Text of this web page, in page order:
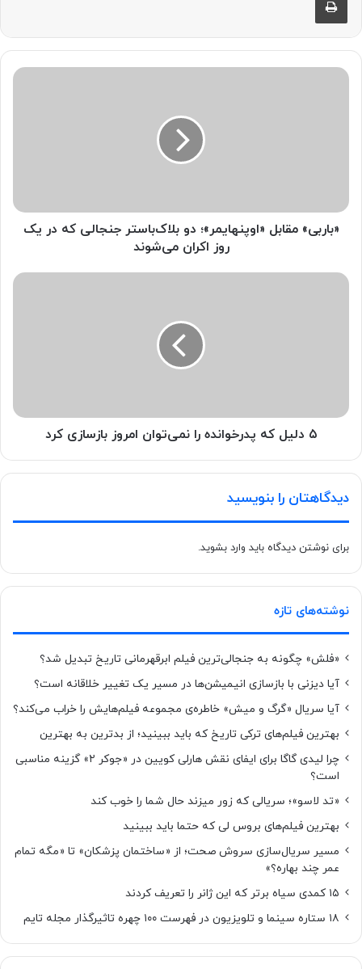
«باربی» مقابل «اوپنهایمر»؛ دو بلاک‌باستر جنجالی که در یک
روز اکران می‌شوند
۵ دلیل که پدرخوانده را نمی‌توان امروز بازسازی کرد
دیدگاهتان را بنویسید
برای نوشتن دیدگاه باید وارد بشوید.
نوشته‌های تازه
«فلش» چگونه به جنجالی‌ترین فیلم ابرقهرمانی تاریخ تبدیل شد؟
آیا دیزنی با بازسازی انیمیشن‌ها در مسیر یک تغییر خلاقانه است؟
آیا سریال «گرگ و میش» خاطره‌ی مجموعه‌ فیلم‌هایش را خراب می‌کند؟
بهترین فیلم‌های ترکی تاریخ که باید ببینید؛ از بدترین به بهترین
چرا لیدی گاگا برای ایفای نقش هارلی کویین در «جوکر ۲» گزینه مناسبی
است؟
«تد لاسو»؛ سریالی که زور میزند حال شما را خوب کند
بهترین فیلم‌های بروس لی که حتما باید ببینید
مسیر سریال‌سازی سروش صحت؛ از «ساختمان پزشکان» تا «مگه تمام
عمر چند بهاره؟»
۱۵ کمدی سیاه برتر که این ژانر را تعریف کردند
۱۸ ستاره‌ سینما و تلویزیون در فهرست ۱۰۰ چهره تاثیرگذار مجله تایم